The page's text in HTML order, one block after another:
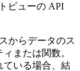
ビューの API
からデータのス
または関数。
ている場合、結